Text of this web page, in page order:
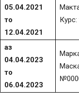
05.04.2021
то
12.04.2021
аз
04.04.2023
то
06.04.2023